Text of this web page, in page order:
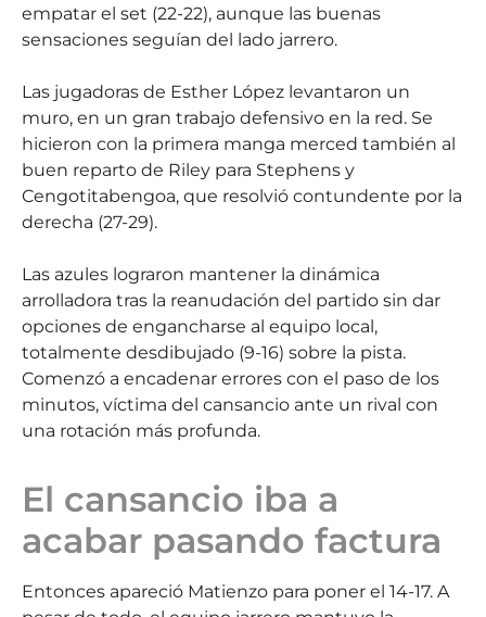
empatar el set (22-22), aunque las buenas
sensaciones seguían del lado jarrero.
Las jugadoras de Esther López levantaron un
muro, en un gran trabajo defensivo en la red. Se
hicieron con la primera manga merced también al
buen reparto de Riley para Stephens y
Cengotitabengoa, que resolvió contundente por la
derecha (27-29).
Las azules lograron mantener la dinámica
arrolladora tras la reanudación del partido sin dar
opciones de engancharse al equipo local,
totalmente desdibujado (9-16) sobre la pista.
Comenzó a encadenar errores con el paso de los
minutos, víctima del cansancio ante un rival con
una rotación más profunda.
El cansancio iba a
acabar pasando factura
Entonces apareció Matienzo para poner el 14-17. A